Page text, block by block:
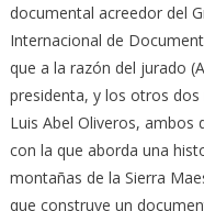
documental acreedor del
Internacional de
que a la razón del jurado
presidenta, y los otros
Luis Abel Oliveros, ambos
con la que aborda una
montañas de la Sierra
que construye un